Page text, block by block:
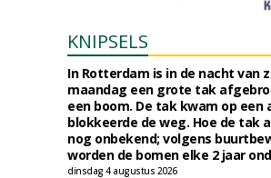
KNIPSELS
In Rotterdam is in de nacht van
maandag een grote tak
een boom. De tak kwam op een
blokkeerde de weg. Hoe de tak
nog onbekend; volgens
worden de bomen elke 2 jaar
dinsdag 4 augustus 2026